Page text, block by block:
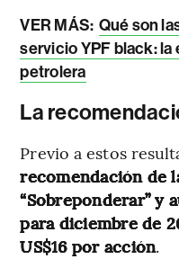
VER MÁS: Qué son
servicio YPF black: la
petrolera
La
Previo a estos
recomendación de
“Sobreponderar” y
para diciembre de
US$16 por acción.